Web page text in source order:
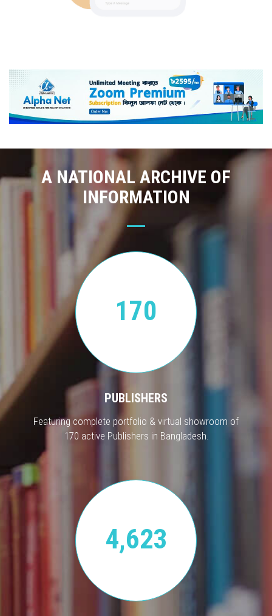
A NATIONAL ARCHIVE OF
INFORMATION
170
PUBLISHERS
Featuring complete portfolio & virtual showroom of
170 active Publishers in Bangladesh.
4,623